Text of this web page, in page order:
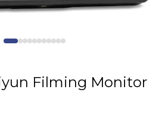
Filming Monitor